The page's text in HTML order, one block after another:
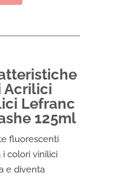
Acrilici
Lefranc
125ml
fluorescenti
colori vinilici
e diventa